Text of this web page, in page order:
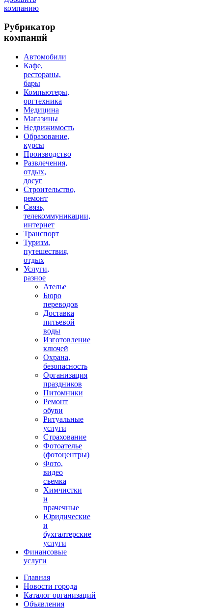
компанию
Рубрикатор
компаний
Автомобили
Кафе,
рестораны,
бары
Компьютеры,
оргтехника
Медицина
Магазины
Недвижимость
Образование,
курсы
Производство
Развлечения,
отдых,
досуг
Строительство,
ремонт
Связь,
телекоммуникации,
интернет
Транспорт
Туризм,
путешествия,
отдых
Услуги,
разное
Ателье
Бюро
переводов
Доставка
питьевой
воды
Изготовление
ключей
Охрана,
безопасность
Организация
праздников
Питомники
Ремонт
обуви
Ритуальные
услуги
Страхование
Фотоателье
(фотоцентры)
Фото,
видео
съемка
Химчистки
и
прачечные
Юридические
и
бухгалтерские
услуги
Финансовые
услуги
Главная
Новости города
Каталог организаций
Объявления